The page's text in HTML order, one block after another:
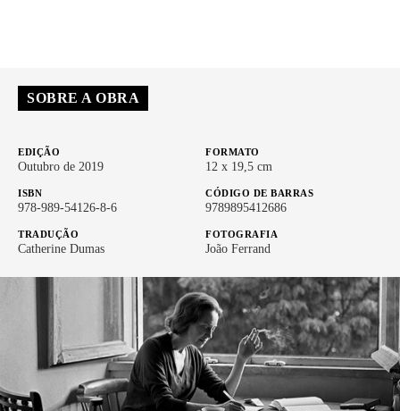
SOBRE A OBRA
EDIÇÃO
Outubro de 2019
FORMATO
12 x 19,5 cm
ISBN
978-989-54126-8-6
CÓDIGO DE BARRAS
9789895412686
TRADUÇÃO
Catherine Dumas
FOTOGRAFIA
João Ferrand